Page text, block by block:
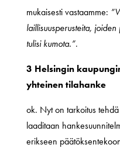
mukaisesti vastaamme:
laillisuusperusteita,
tulisi kumota.”.
3 Helsingin
yhteinen tilahanke
ok. Nyt on tarkoitus
laaditaan
erikseen